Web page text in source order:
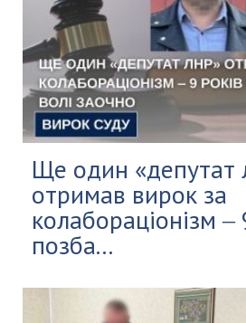
Ще один «депутат
отримав вирок за
колабораціонізм ‒
позба...